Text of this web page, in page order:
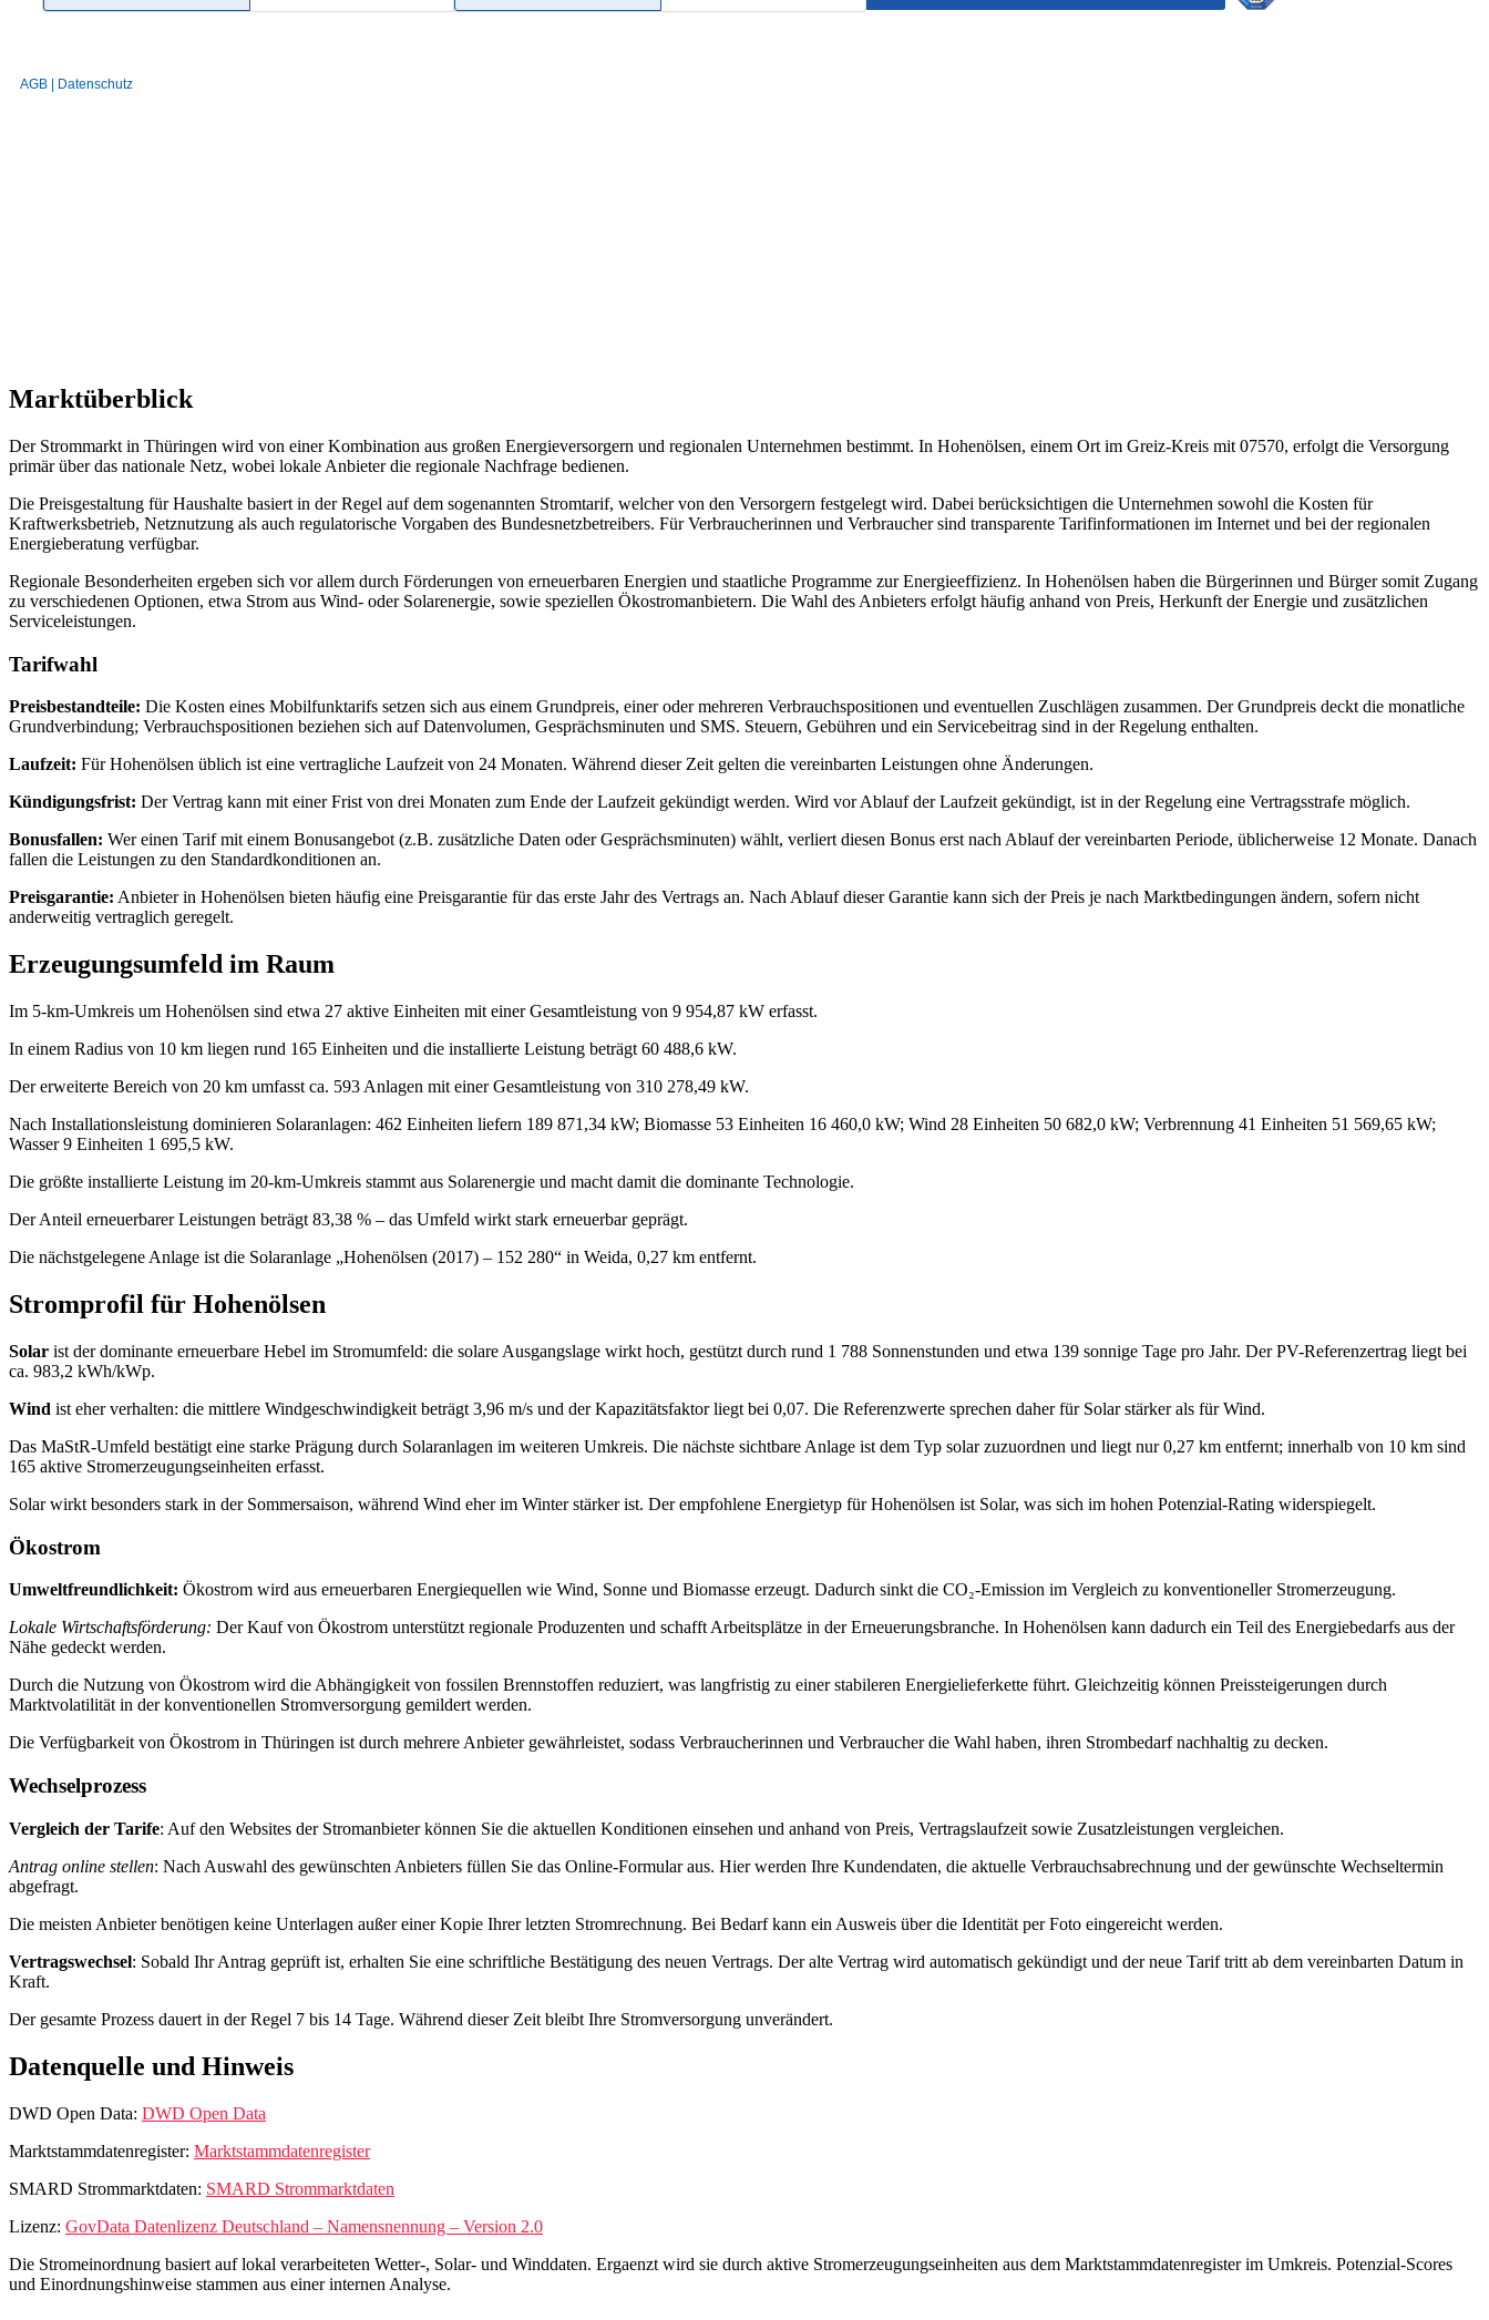
Marktüberblick
Der Strommarkt in Thüringen wird von einer Kombination aus großen Energieversorgern und regionalen Unternehmen bestimmt. In Hohenölsen, einem Ort im Greiz-Kreis mit 07570, erfolgt die Versorgung
primär über das nationale Netz, wobei lokale Anbieter die regionale Nachfrage bedienen.
Die Preisgestaltung für Haushalte basiert in der Regel auf dem sogenannten Stromtarif, welcher von den Versorgern festgelegt wird. Dabei berücksichtigen die Unternehmen sowohl die Kosten für
Kraftwerksbetrieb, Netznutzung als auch regulatorische Vorgaben des Bundesnetzbetreibers. Für Verbraucherinnen und Verbraucher sind transparente Tarifinformationen im Internet und bei der regionalen
Energieberatung verfügbar.
Regionale Besonderheiten ergeben sich vor allem durch Förderungen von erneuerbaren Energien und staatliche Programme zur Energieeffizienz. In Hohenölsen haben die Bürgerinnen und Bürger somit Zugang
zu verschiedenen Optionen, etwa Strom aus Wind- oder Solarenergie, sowie speziellen Ökostromanbietern. Die Wahl des Anbieters erfolgt häufig anhand von Preis, Herkunft der Energie und zusätzlichen
Serviceleistungen.
Tarifwahl
Preisbestandteile: Die Kosten eines Mobilfunktarifs setzen sich aus einem Grundpreis, einer oder mehreren Verbrauchspositionen und eventuellen Zuschlägen zusammen. Der Grundpreis deckt die monatliche
Grundverbindung; Verbrauchspositionen beziehen sich auf Datenvolumen, Gesprächsminuten und SMS. Steuern, Gebühren und ein Servicebeitrag sind in der Regelung enthalten.
Laufzeit: Für Hohenölsen üblich ist eine vertragliche Laufzeit von 24 Monaten. Während dieser Zeit gelten die vereinbarten Leistungen ohne Änderungen.
Kündigungsfrist: Der Vertrag kann mit einer Frist von drei Monaten zum Ende der Laufzeit gekündigt werden. Wird vor Ablauf der Laufzeit gekündigt, ist in der Regelung eine Vertragsstrafe möglich.
Bonusfallen: Wer einen Tarif mit einem Bonusangebot (z.B. zusätzliche Daten oder Gesprächsminuten) wählt, verliert diesen Bonus erst nach Ablauf der vereinbarten Periode, üblicherweise 12 Monate. Danach
fallen die Leistungen zu den Standardkonditionen an.
Preisgarantie: Anbieter in Hohenölsen bieten häufig eine Preisgarantie für das erste Jahr des Vertrags an. Nach Ablauf dieser Garantie kann sich der Preis je nach Marktbedingungen ändern, sofern nicht
anderweitig vertraglich geregelt.
Erzeugungsumfeld im Raum
Im 5‑km‑Umkreis um Hohenölsen sind etwa 27 aktive Einheiten mit einer Gesamtleistung von 9 954,87 kW erfasst.
In einem Radius von 10 km liegen rund 165 Einheiten und die installierte Leistung beträgt 60 488,6 kW.
Der erweiterte Bereich von 20 km umfasst ca. 593 Anlagen mit einer Gesamtleistung von 310 278,49 kW.
Nach Installationsleistung dominieren Solaranlagen: 462 Einheiten liefern 189 871,34 kW; Biomasse 53 Einheiten 16 460,0 kW; Wind 28 Einheiten 50 682,0 kW; Verbrennung 41 Einheiten 51 569,65 kW;
Wasser 9 Einheiten 1 695,5 kW.
Die größte installierte Leistung im 20‑km‑Umkreis stammt aus Solarenergie und macht damit die dominante Technologie.
Der Anteil erneuerbarer Leistungen beträgt 83,38 % – das Umfeld wirkt stark erneuerbar geprägt.
Die nächstgelegene Anlage ist die Solaranlage „Hohenölsen (2017) – 152 280“ in Weida, 0,27 km entfernt.
Stromprofil für Hohenölsen
Solar ist der dominante erneuerbare Hebel im Stromumfeld: die solare Ausgangslage wirkt hoch, gestützt durch rund 1 788 Sonnenstunden und etwa 139 sonnige Tage pro Jahr. Der PV-Referenzertrag liegt bei
ca. 983,2 kWh/kWp.
Wind ist eher verhalten: die mittlere Windgeschwindigkeit beträgt 3,96 m/s und der Kapazitätsfaktor liegt bei 0,07. Die Referenzwerte sprechen daher für Solar stärker als für Wind.
Das MaStR-Umfeld bestätigt eine starke Prägung durch Solaranlagen im weiteren Umkreis. Die nächste sichtbare Anlage ist dem Typ solar zuzuordnen und liegt nur 0,27 km entfernt; innerhalb von 10 km sind
165 aktive Stromerzeugungseinheiten erfasst.
Solar wirkt besonders stark in der Sommersaison, während Wind eher im Winter stärker ist. Der empfohlene Energietyp für Hohenölsen ist Solar, was sich im hohen Potenzial-Rating widerspiegelt.
Ökostrom
Umweltfreundlichkeit: Ökostrom wird aus erneuerbaren Energiequellen wie Wind, Sonne und Biomasse erzeugt. Dadurch sinkt die CO₂‑Emission im Vergleich zu konventioneller Stromerzeugung.
Lokale Wirtschaftsförderung: Der Kauf von Ökostrom unterstützt regionale Produzenten und schafft Arbeitsplätze in der Erneuerungsbranche. In Hohenölsen kann dadurch ein Teil des Energiebedarfs aus der
Nähe gedeckt werden.
Durch die Nutzung von Ökostrom wird die Abhängigkeit von fossilen Brennstoffen reduziert, was langfristig zu einer stabileren Energielieferkette führt. Gleichzeitig können Preissteigerungen durch
Marktvolatilität in der konventionellen Stromversorgung gemildert werden.
Die Verfügbarkeit von Ökostrom in Thüringen ist durch mehrere Anbieter gewährleistet, sodass Verbraucherinnen und Verbraucher die Wahl haben, ihren Strombedarf nachhaltig zu decken.
Wechselprozess
Vergleich der Tarife: Auf den Websites der Stromanbieter können Sie die aktuellen Konditionen einsehen und anhand von Preis, Vertragslaufzeit sowie Zusatzleistungen vergleichen.
Antrag online stellen: Nach Auswahl des gewünschten Anbieters füllen Sie das Online-Formular aus. Hier werden Ihre Kundendaten, die aktuelle Verbrauchsabrechnung und der gewünschte Wechseltermin
abgefragt.
Die meisten Anbieter benötigen keine Unterlagen außer einer Kopie Ihrer letzten Stromrechnung. Bei Bedarf kann ein Ausweis über die Identität per Foto eingereicht werden.
Vertragswechsel: Sobald Ihr Antrag geprüft ist, erhalten Sie eine schriftliche Bestätigung des neuen Vertrags. Der alte Vertrag wird automatisch gekündigt und der neue Tarif tritt ab dem vereinbarten Datum in
Kraft.
Der gesamte Prozess dauert in der Regel 7 bis 14 Tage. Während dieser Zeit bleibt Ihre Stromversorgung unverändert.
Datenquelle und Hinweis
DWD Open Data: DWD Open Data
Marktstammdatenregister: Marktstammdatenregister
SMARD Strommarktdaten: SMARD Strommarktdaten
Lizenz: GovData Datenlizenz Deutschland – Namensnennung – Version 2.0
Die Stromeinordnung basiert auf lokal verarbeiteten Wetter-, Solar- und Winddaten. Ergaenzt wird sie durch aktive Stromerzeugungseinheiten aus dem Marktstammdatenregister im Umkreis. Potenzial-Scores
und Einordnungshinweise stammen aus einer internen Analyse.